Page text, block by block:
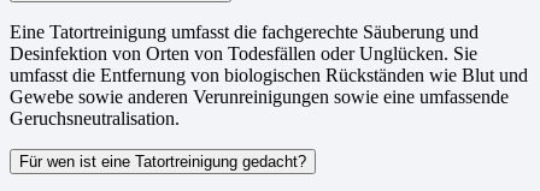
Eine Tatortreinigung umfasst die fachgerechte Säuberung und
Desinfektion von Orten von Todesfällen oder Unglücken. Sie
umfasst die Entfernung von biologischen Rückständen wie Blut und
Gewebe sowie anderen Verunreinigungen sowie eine umfassende
Geruchsneutralisation.
Für wen ist eine Tatortreinigung gedacht?